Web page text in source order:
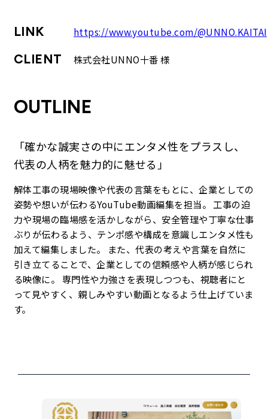
LINK https://www.youtube.com/@UNNO.KAITAI
CLIENT 株式会社UNNO十番 様
OUTLINE
「確かな誠実さの中にエンタメ性をプラスし、
代表の人柄を魅力的に魅せる」
解体工事の現場映像や代表の言葉をもとに、企業としての
姿勢や想いが伝わるYouTube動画編集を担当。 工事の迫
力や現場の臨場感を活かしながら、安全管理や丁寧な仕事
ぶりが伝わるよう、テンポ感や構成を意識しエンタメ性も
加えて編集しました。 また、代表の考えや言葉を自然に
引き立てることで、企業としての信頼感や人柄が感じられ
る映像に。 専門性や力強さを表現しつつも、視聴者にと
って見やすく、親しみやすい動画となるよう仕上げていま
す。